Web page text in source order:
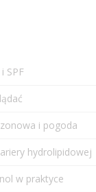
SPF
i pogoda
hydrolipidowej
w praktyce